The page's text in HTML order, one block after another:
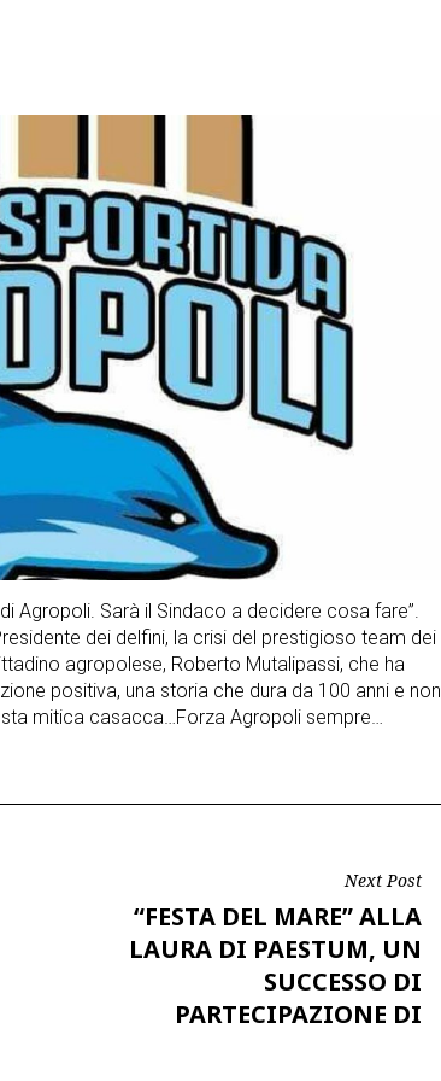
Agropoli. Sarà il Sindaco a decidere cosa fare”.
dei delfini, la crisi del prestigioso team dei
agropolese, Roberto Mutalipassi, che ha
positiva, una storia che dura da 100 anni e non
mitica casacca…Forza Agropoli sempre…
Next Post
“FESTA DEL MARE” ALLA
LAURA DI PAESTUM, UN
SUCCESSO DI
PARTECIPAZIONE DI